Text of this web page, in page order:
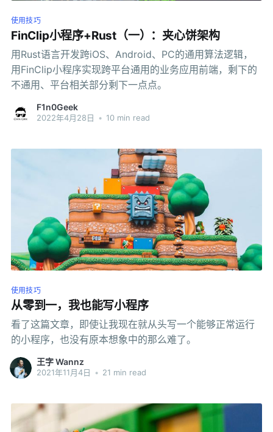
使用技巧
FinClip小程序+Rust（一）：夹心饼架构
用Rust语言开发跨iOS、Android、PC的通用算法逻辑，
用FinClip小程序实现跨平台通用的业务应用前端，剩下的
不通用、平台相关部分剩下一点点。
F1n0Geek
2022年4月28日 • 10 min read
使用技巧
从零到一，我也能写小程序
看了这篇文章，即使让我现在就从头写一个能够正常运行
的小程序，也没有原本想象中的那么难了。
王字 Wannz
2021年11月4日 • 21 min read